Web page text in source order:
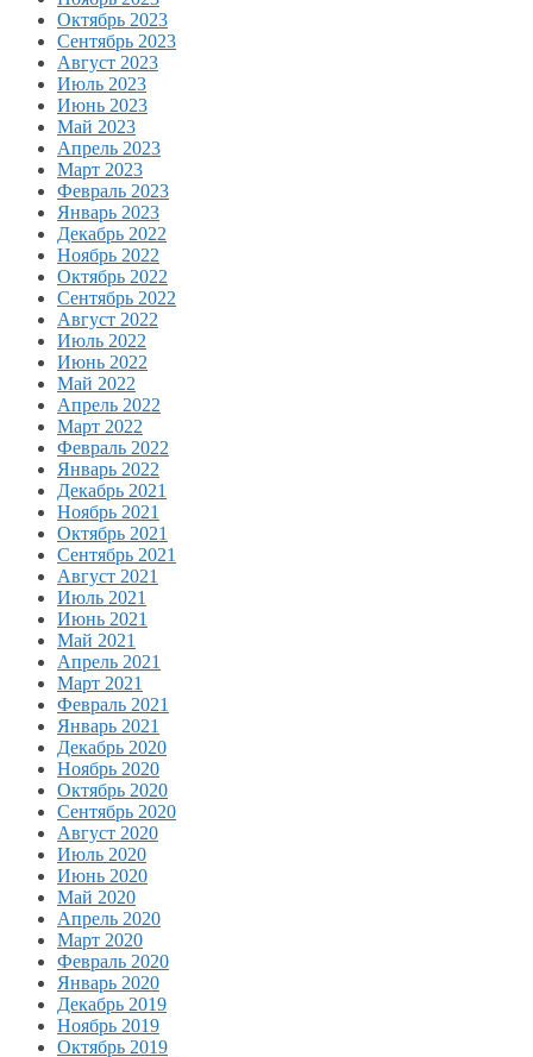
Октябрь 2023
Сентябрь 2023
Август 2023
Июль 2023
Июнь 2023
Май 2023
Апрель 2023
Март 2023
Февраль 2023
Январь 2023
Декабрь 2022
Ноябрь 2022
Октябрь 2022
Сентябрь 2022
Август 2022
Июль 2022
Июнь 2022
Май 2022
Апрель 2022
Март 2022
Февраль 2022
Январь 2022
Декабрь 2021
Ноябрь 2021
Октябрь 2021
Сентябрь 2021
Август 2021
Июль 2021
Июнь 2021
Май 2021
Апрель 2021
Март 2021
Февраль 2021
Январь 2021
Декабрь 2020
Ноябрь 2020
Октябрь 2020
Сентябрь 2020
Август 2020
Июль 2020
Июнь 2020
Май 2020
Апрель 2020
Март 2020
Февраль 2020
Январь 2020
Декабрь 2019
Ноябрь 2019
Октябрь 2019